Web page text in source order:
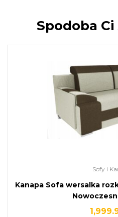
Spodoba
Sofy i
Kanapa Sofa wersalka